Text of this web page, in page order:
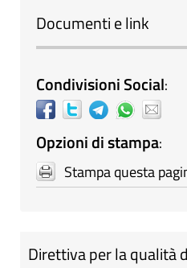
Documenti e link
Condivisioni Social:
Opzioni di stampa:
Stampa questa
Direttiva per la qualità